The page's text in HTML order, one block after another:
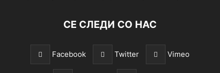
СЕ СЛЕДИ СО НАС
Facebook Twitter Vimeo